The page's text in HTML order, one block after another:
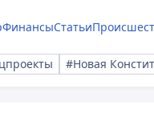
ФинансыСтатьи
#Новая